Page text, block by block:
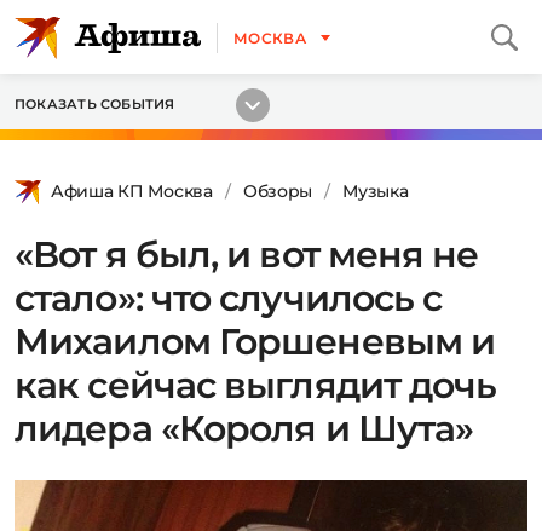
МОСКВА
ПОКАЗАТЬ СОБЫТИЯ
Афиша КП Москва Обзоры Музыка
«Вот я был, и вот меня не
стало»: что случилось с
Михаилом Горшеневым и
как сейчас выглядит дочь
лидера «Короля и Шута»